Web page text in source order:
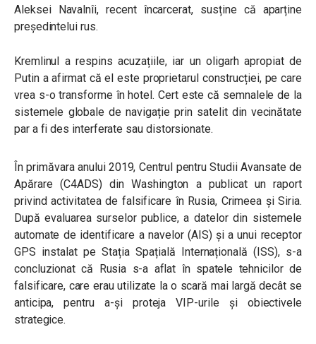
Aleksei Navalnîi, recent încarcerat, susține că aparține
președintelui rus.
Kremlinul a respins acuzațiile, iar un oligarh apropiat de
Putin a afirmat că el este proprietarul construcției, pe care
vrea s-o transforme în hotel. Cert este că semnalele de la
sistemele globale de navigație prin satelit din vecinătate
par a fi des interferate sau distorsionate.
În primăvara anului 2019, Centrul pentru Studii Avansate de
Apărare (C4ADS) din Washington a publicat un raport
privind activitatea de falsificare în Rusia, Crimeea și Siria.
După evaluarea surselor publice, a datelor din sistemele
automate de identificare a navelor (AIS) și a unui receptor
GPS instalat pe Stația Spațială Internațională (ISS), s-a
concluzionat că Rusia s-a aflat în spatele tehnicilor de
falsificare, care erau utilizate la o scară mai largă decât se
anticipa, pentru a-și proteja VIP-urile și obiectivele
strategice.